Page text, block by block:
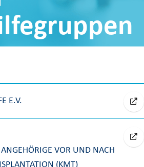
E.V.
VOR UND NACH
(KMT)